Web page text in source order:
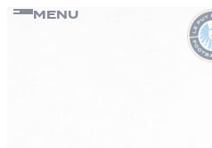
Passer
MENU
Panneau de gestion des